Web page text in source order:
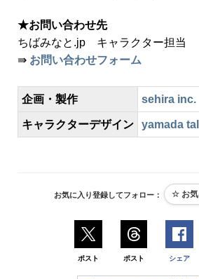
★お問い合わせ先
ちばみなと.jp キャラクター担当
⇛ お問い合わせフォーム
企画・製作 sehira inc.
キャラクターデザイン yamada tal
お気に入り登録してフォロー：
ポスト ポスト シェア